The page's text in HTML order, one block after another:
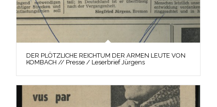
DER PLÖTZLICHE REICHTUM DER ARMEN LEUTE VON
KOMBACH // Presse / Leserbrief Jürgens